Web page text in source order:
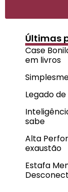
Últimas
Case
em livros
Legado
sabe
Alta
exaustão
Estafa